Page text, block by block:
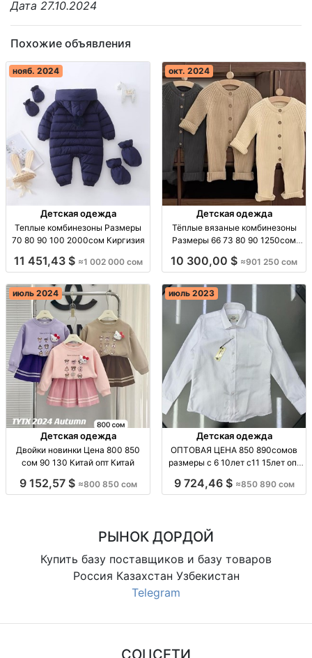
Дата 27.10.2024
Похожие объявления
нояб. 2024
Детская одежда
Теплые комбинезоны Размеры
70 80 90 100 2000сом Киргизия
11 451,43 $ ≈1 002 000 сом
окт. 2024
Детская одежда
Тёплые вязаные комбинезоны
Размеры 66 73 80 90 1250сом
10 300,00 $ ≈901 250 сом
июль 2024
Детская одежда
Двойки новинки Цена 800 850
сом 90 130 Китай опт Китай
9 152,57 $ ≈800 850 сом
июль 2023
Детская одежда
ОПТОВАЯ ЦЕНА 850 890сомов
размеры с 6 10лет с11 15лет опт
9 724,46 $ ≈850 890 сом
РЫНОК ДОРДОЙ
Купить базу поставщиков и базу товаров
Россия Казахстан Узбекистан
Telegram
СОЦСЕТИ